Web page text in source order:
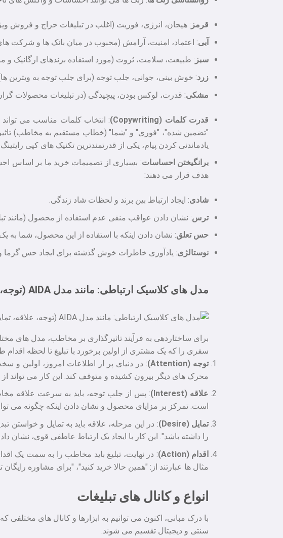
قرمز : هیجان، انرژی، فوریت (اغلب در تبلیغات حراج و فروش
آبی: اعتماد، امنیت، آرامش (محبوب در میان بانک ها و شرکت
سبز : طبیعت، سلامت، ثروت (مورد استفاده برندهای ارگانیک
زرد: خوش بینی، جوانی، جلب توجه (برای جلب توجه به ویترین
مشکی: قدرت، لوکس بودن، پیچیدگی (در تبلیغات محصولات
قدرت کلمات (Copywriting)
: انتخاب کلمات مناسب می تواند
یادماندنی کردن پیام، یکی از قدرتمندترین تکنیک های کپی
برانگیختن احساسات: بسیاری از تصمیمات خرید ما بر اساس
هدف قرار می دهند:
شادی: ایجاد ارتباط بین برند و لحظات شاد زندگی.
ترس: نشان دادن عواقب منفی عدم استفاده از محصول (مانند
حس تعلق: نشان دادن اینکه با استفاده از این محصول، شما
نوستالژی: یادآوری خاطرات خوش گذشته برای ایجاد حس گرما و
مدل های کلاسیک ارتباطی: مانند مدل AIDA (توجه، علاقه، تمایل، اقدام)
سفری را که یک مشتری از اولین برخورد با تبلیغ تا لحظه
توجه (Attention)
: در دنیای پر از اطلاعات امروز، اولین و
محرک های دیگر بیرون کشیده و متوقف کند. این کار می تواند
علاقه (Interest)
: پس از جلب توجه، باید به سرعت علاقه
است. تمرکز بر مزایای محصول و نشان دادن اینکه چگونه می
تمایل (Desire)
: در این مرحله، علاقه باید به تمایل و
را داشته باشد". این کار با ایجاد یک ارتباط عاطفی قوی،
اقدام (Action)
مثال ها عبارتند از: "همین حالا خرید کنید"، "برای مشاوره رایگان
انواع و کانال های تبلیغات
با درک مبانی، اکنون می توانیم به ابزارها و کانال های
سنتی و دیجیتال تقسیم می شوند.